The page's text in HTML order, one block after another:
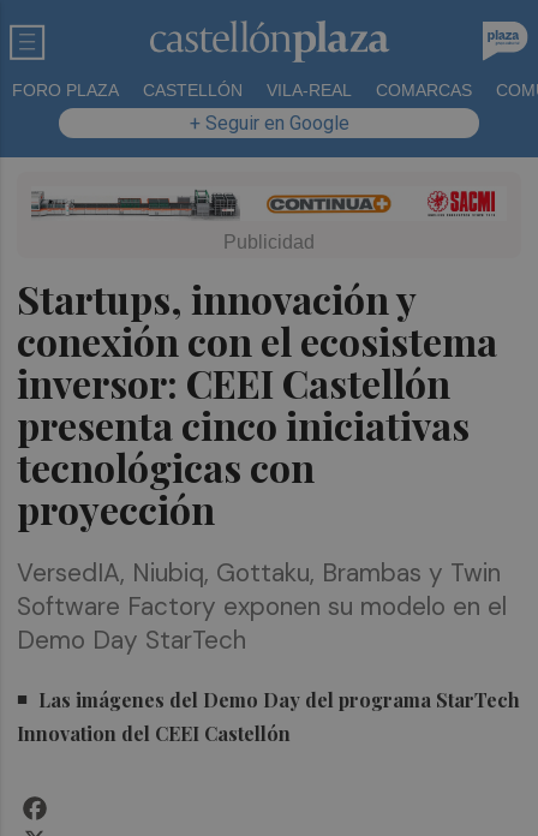
FORO PLAZA CASTELLÓN VILA-REAL COMARCAS
+ Seguir en Google
Startups, innovación y
conexión con el ecosistema
inversor: CEEI Castellón
presenta cinco iniciativas
tecnológicas con
proyección
VersedIA, Niubiq, Gottaku, Brambas y Twin
Software Factory exponen su modelo en el
Demo Day StarTech
Las imágenes del Demo Day del programa StarTech
Innovation del CEEI Castellón